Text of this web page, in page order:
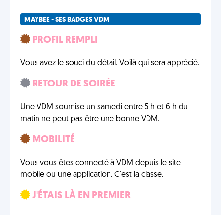
MAYBEE - SES BADGES VDM
PROFIL REMPLI
Vous avez le souci du détail. Voilà qui sera apprécié.
RETOUR DE SOIRÉE
Une VDM soumise un samedi entre 5 h et 6 h du
matin ne peut pas être une bonne VDM.
MOBILITÉ
Vous vous êtes connecté à VDM depuis le site
mobile ou une application. C'est la classe.
J'ÉTAIS LÀ EN PREMIER